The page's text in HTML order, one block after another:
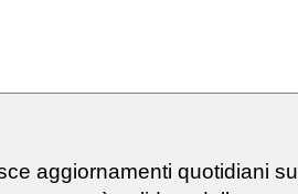
aggiornamenti quotidiani